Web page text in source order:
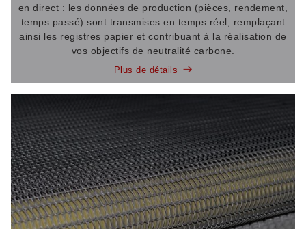
en direct : les données de production (pièces, rendement,
temps passé) sont transmises en temps réel, remplaçant
ainsi les registres papier et contribuant à la réalisation de
vos objectifs de neutralité carbone.
Plus de détails